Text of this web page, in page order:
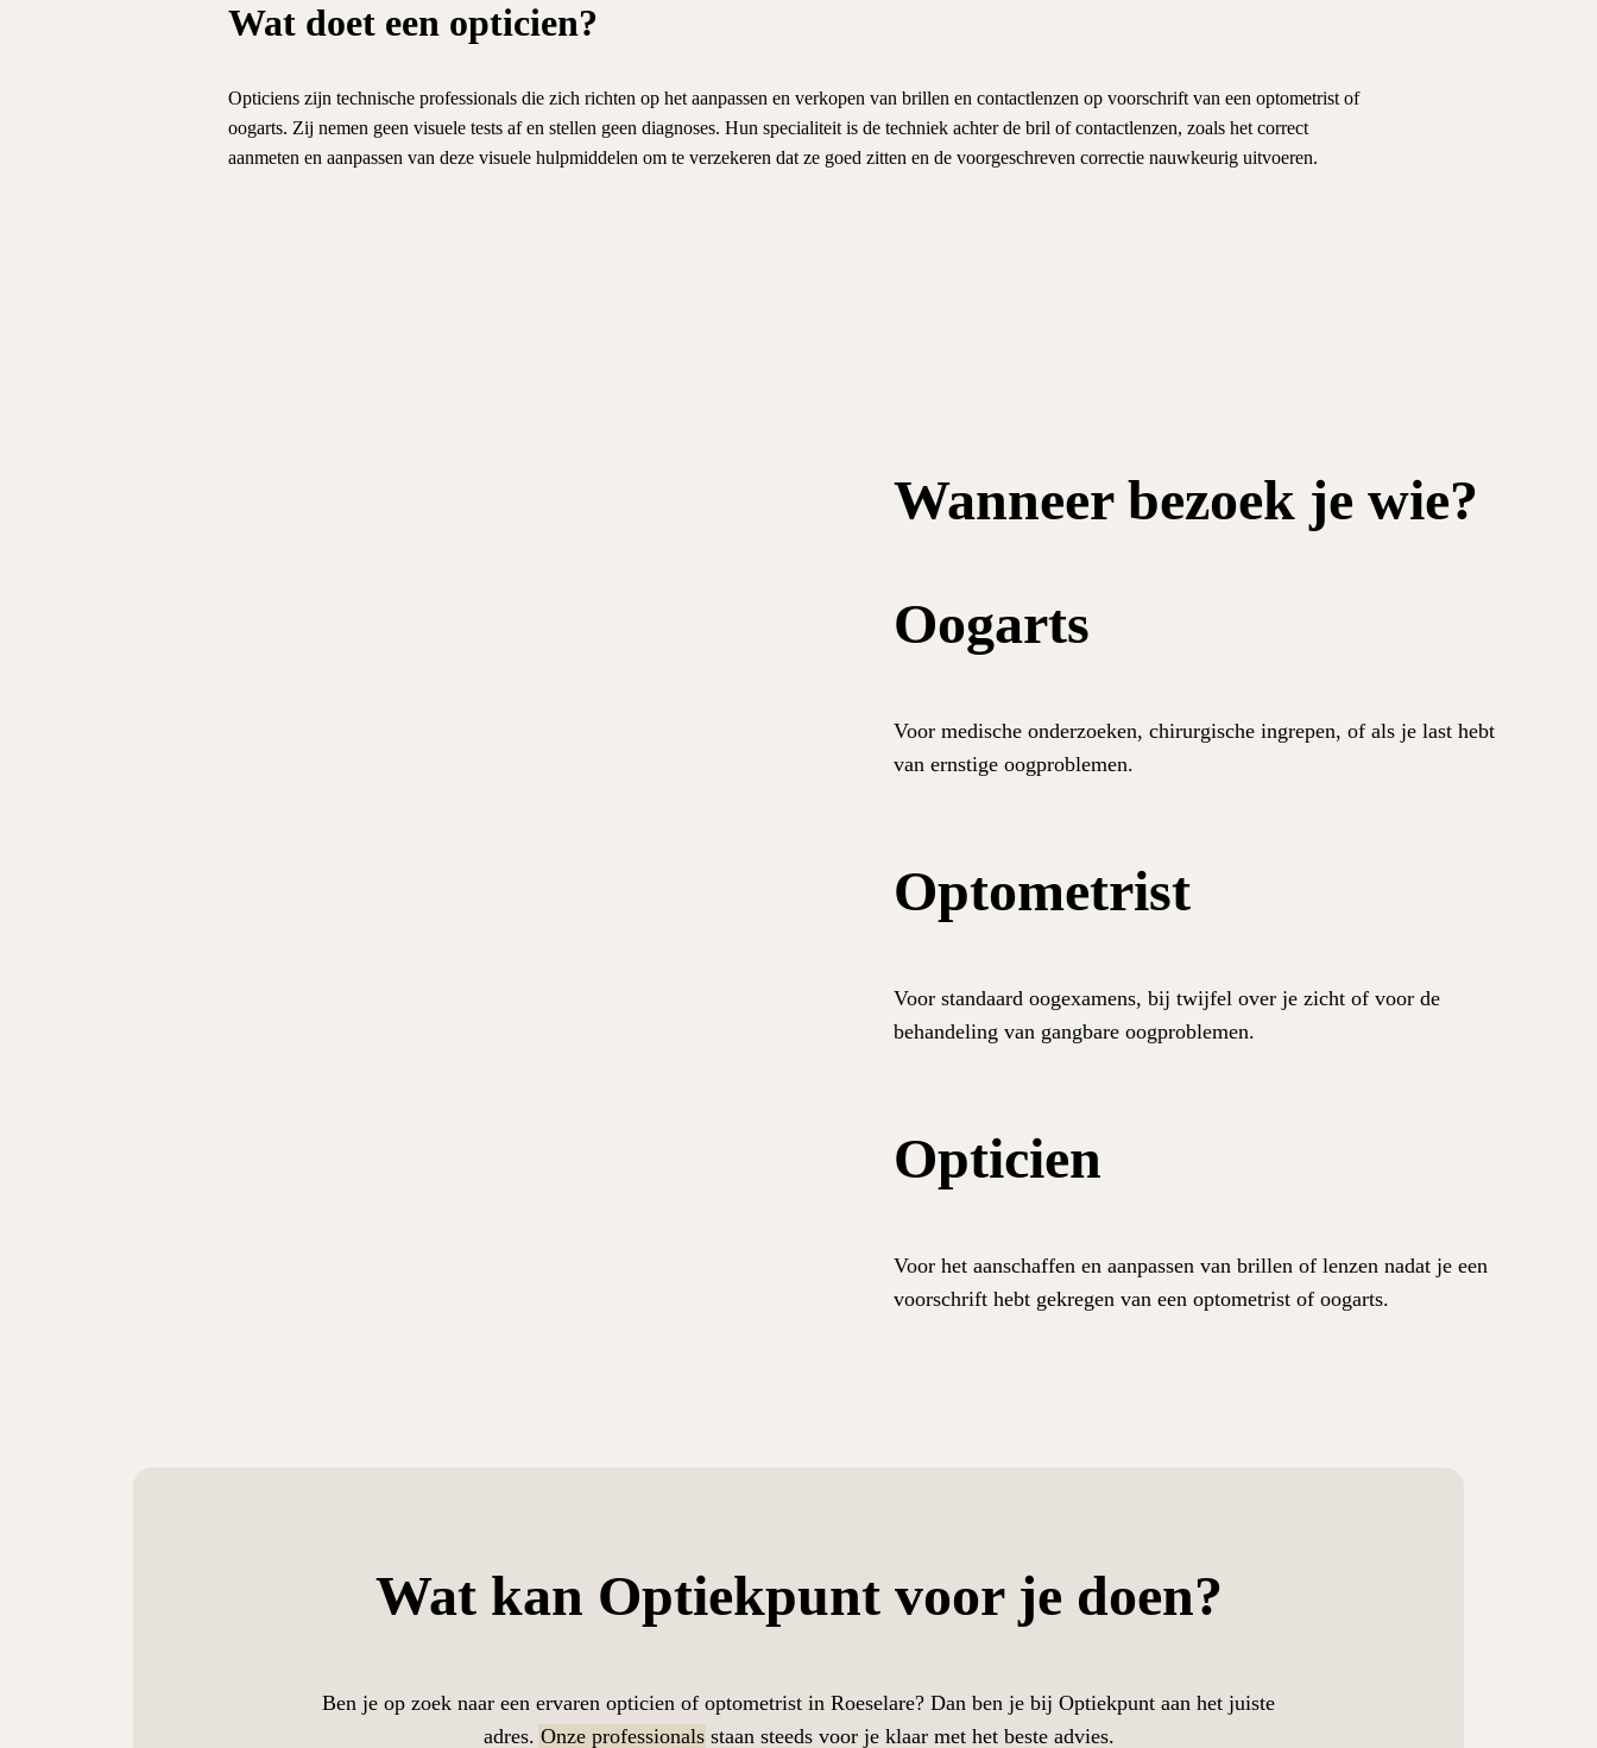
Wat doet een opticien?
Opticiens zijn technische professionals die zich richten op het aanpassen en verkopen van brillen en contactlenzen op voorschrift van een optometrist of
oogarts. Zij nemen geen visuele tests af en stellen geen diagnoses. Hun specialiteit is de techniek achter de bril of contactlenzen, zoals het correct
aanmeten en aanpassen van deze visuele hulpmiddelen om te verzekeren dat ze goed zitten en de voorgeschreven correctie nauwkeurig uitvoeren.
Wanneer bezoek je wie?
Oogarts
Voor medische onderzoeken, chirurgische ingrepen, of als je last hebt
van ernstige oogproblemen.
Optometrist
Voor standaard oogexamens, bij twijfel over je zicht of voor de
behandeling van gangbare oogproblemen.
Opticien
Voor het aanschaffen en aanpassen van brillen of lenzen nadat je een
voorschrift hebt gekregen van een optometrist of oogarts.
Wat kan Optiekpunt voor je doen?
Ben je op zoek naar een ervaren opticien of optometrist in Roeselare? Dan ben je bij Optiekpunt aan het juiste
adres. Onze professionalsstaan steeds voor je klaar met het beste advies.